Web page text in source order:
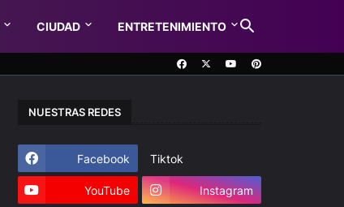
CIUDAD ENTRETENIMIENTO
NUESTRAS REDES
Facebook Tiktok
YouTube Instagram